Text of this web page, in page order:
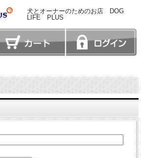
犬とオーナーのためのお店 DOG
LIFE PLUS